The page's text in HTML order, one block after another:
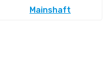
Mainshaft